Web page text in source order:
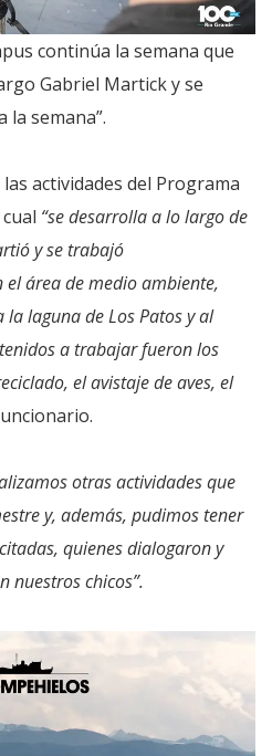
continúa la semana que
Gabriel Martick y se
semana”.
actividades del Programa
“se desarrolla a lo largo de
y se trabajó
área de medio ambiente,
laguna de Los Patos y al
a trabajar fueron los
el avistaje de aves, el
otras actividades que
y, además, pudimos tener
quienes dialogaron y
nuestros chicos”.